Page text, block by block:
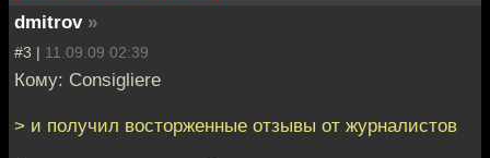
dmitrov »
#3 | 11.09.09 02:39
Кому: Consigliere
> и получил восторженные отзывы от журналистов